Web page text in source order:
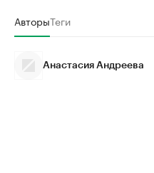
АвторыТеги
Анастасия Андреева